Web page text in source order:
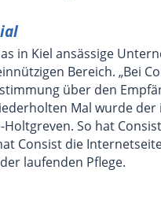
in Kiel ansässige
Bereich. „Bei
über den
Mal wurde der
So hat
Consist die
laufenden Pflege.